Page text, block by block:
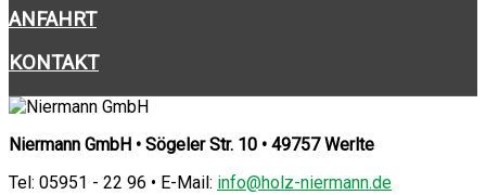
ANFAHRT
KONTAKT
Niermann GmbH • Sögeler Str. 10 • 49757 Werlte
Tel: 05951 - 22 96 • E-Mail: info@holz-niermann.de